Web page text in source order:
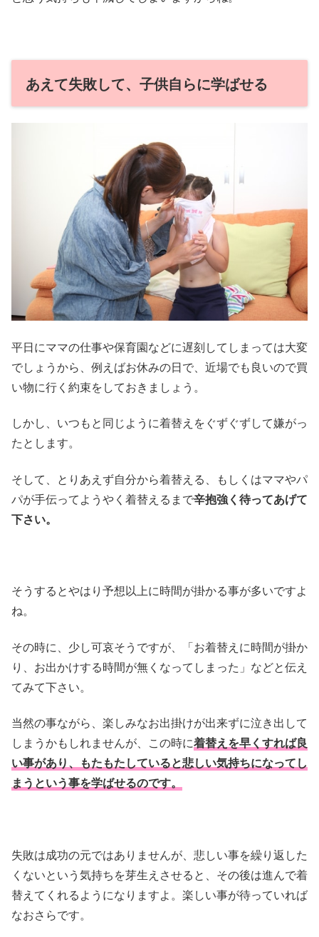
あえて失敗して、子供自らに学ばせる
平日にママの仕事や保育園などに遅刻してしまっては大変
でしょうから、例えばお休みの日で、近場でも良いので買
い物に行く約束をしておきましょう。
しかし、いつもと同じように着替えをぐずぐずして嫌がっ
たとします。
そして、とりあえず自分から着替える、もしくはママやパ
パが手伝ってようやく着替えるまで辛抱強く待ってあげて
下さい。
そうするとやはり予想以上に時間が掛かる事が多いですよ
ね。
その時に、少し可哀そうですが、「お着替えに時間が掛か
り、お出かけする時間が無くなってしまった」などと伝え
てみて下さい。
当然の事ながら、楽しみなお出掛けが出来ずに泣き出して
しまうかもしれませんが、この時に着替えを早くすれば良
い事があり、もたもたしていると悲しい気持ちになってし
まうという事を学ばせるのです。
失敗は成功の元ではありませんが、悲しい事を繰り返した
くないという気持ちを芽生えさせると、その後は進んで着
替えてくれるようになりますよ。楽しい事が待っていれば
なおさらです。